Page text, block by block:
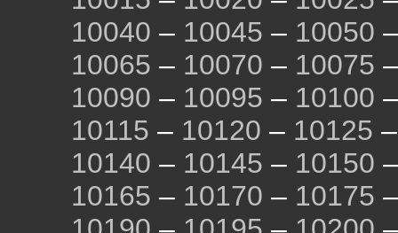
10040 – 10045 – 10050
10065 – 10070 – 10075
10090 – 10095 – 10100
10115 – 10120 – 10125
10140 – 10145 – 10150
10165 – 10170 – 10175